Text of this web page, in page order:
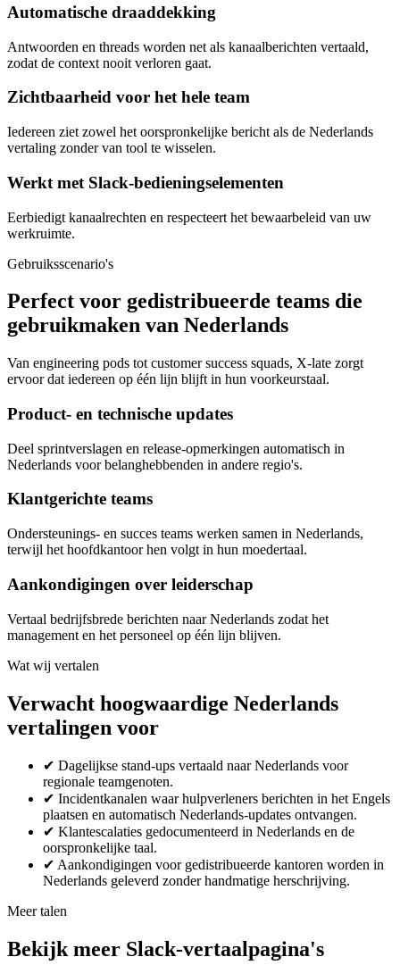
Automatische draaddekking
Antwoorden en threads worden net als kanaalberichten vertaald,
zodat de context nooit verloren gaat.
Zichtbaarheid voor het hele team
Iedereen ziet zowel het oorspronkelijke bericht als de Nederlands
vertaling zonder van tool te wisselen.
Werkt met Slack-bedieningselementen
Eerbiedigt kanaalrechten en respecteert het bewaarbeleid van uw
werkruimte.
Gebruiksscenario's
Perfect voor gedistribueerde teams die
gebruikmaken van Nederlands
Van engineering pods tot customer success squads, X-late zorgt
ervoor dat iedereen op één lijn blijft in hun voorkeurstaal.
Product- en technische updates
Deel sprintverslagen en release-opmerkingen automatisch in
Nederlands voor belanghebbenden in andere regio's.
Klantgerichte teams
Ondersteunings- en succes teams werken samen in Nederlands,
terwijl het hoofdkantoor hen volgt in hun moedertaal.
Aankondigingen over leiderschap
Vertaal bedrijfsbrede berichten naar Nederlands zodat het
management en het personeel op één lijn blijven.
Wat wij vertalen
Verwacht hoogwaardige Nederlands
vertalingen voor
✔ Dagelijkse stand-ups vertaald naar Nederlands voor
regionale teamgenoten.
✔ Incidentkanalen waar hulpverleners berichten in het Engels
plaatsen en automatisch Nederlands-updates ontvangen.
✔ Klantescalaties gedocumenteerd in Nederlands en de
oorspronkelijke taal.
✔ Aankondigingen voor gedistribueerde kantoren worden in
Nederlands geleverd zonder handmatige herschrijving.
Meer talen
Bekijk meer Slack-vertaalpagina's